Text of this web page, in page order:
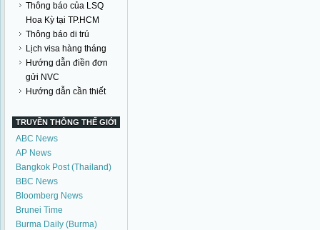
Thông báo của LSQ
Hoa Kỳ tại TP.HCM
Thông báo di trú
Lịch visa hàng tháng
Hướng dẫn điền đơn
gửi NVC
Hướng dẫn cần thiết
TRUYỀN THÔNG THẾ GIỚI
ABC News
AP News
Bangkok Post (Thailand)
BBC News
Bloomberg News
Brunei Time
Burma Daily (Burma)